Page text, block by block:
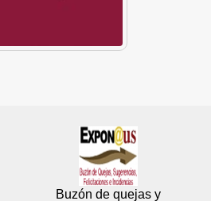
Buzón de quejas y